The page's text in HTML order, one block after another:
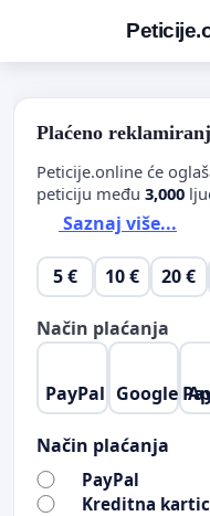
Plaćeno
Peticije.online će
peticiju među 3,000
Saznaj više...
5 € 10 € 20 €
Način plaćanja
PayPal Google
Način plaćanja
PayPal
Kreditna